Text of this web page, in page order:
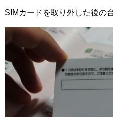
SIMカードを取り外した後の